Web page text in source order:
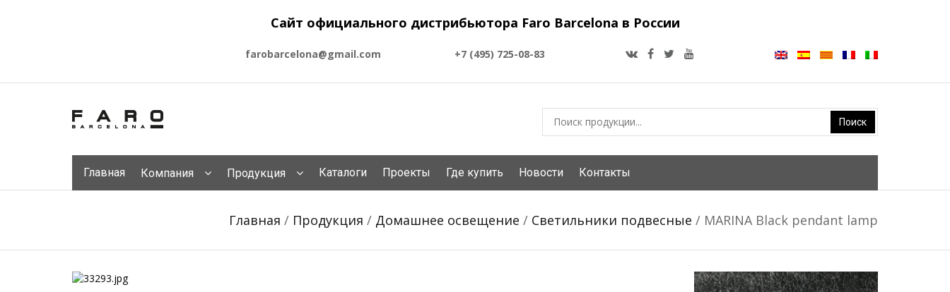
Сайт официального дистрибьютора Faro Barcelona в России
farobarcelona@gmail.com +7 (495) 725-08-83
Главная Компания Продукция Каталоги Проекты Где купить Новости Контакты
Главная / Продукция / Домашнее освещение / Светильники подвесные / MARINA Black pendant lamp